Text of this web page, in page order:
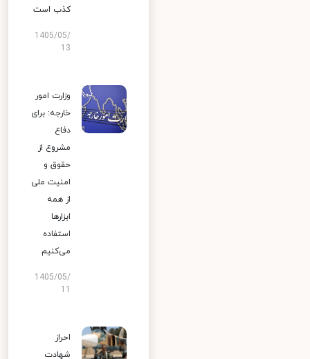
کذب است
1405/05/
13
وزارت امور
خارجه: برای
دفاع
مشروع از
حقوق و
امنیت ملی
از همه
ابزارها
استفاده
می‌کنیم
1405/05/
احراز
شهادت